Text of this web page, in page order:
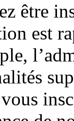
être
est